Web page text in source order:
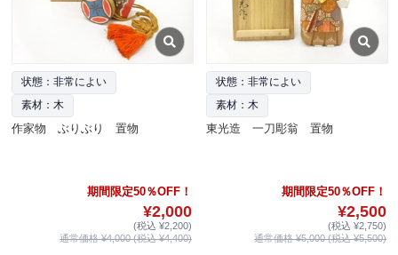
状態：非常によい
素材：木
作家物 ぶりぶり 置物
期間限定50％OFF！
¥2,000
(税込 ¥2,200)
通常価格 ¥4,000 (税込 ¥4,400)
状態：非常によい
素材：木
東光造 一刀彫翁 置物
期間限定50％OFF！
¥2,500
(税込 ¥2,750)
通常価格 ¥5,000 (税込 ¥5,500)